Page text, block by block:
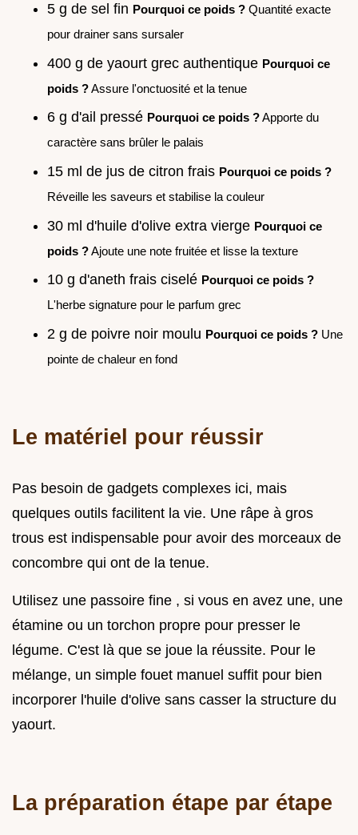
5 g de sel fin Pourquoi ce poids ? Quantité exacte
pour drainer sans sursaler
400 g de yaourt grec authentique Pourquoi ce
poids ?Assure l'onctuosité et la tenue
6 g d'ail pressé Pourquoi ce poids ?Apporte du
caractère sans brûler le palais
15 ml de jus de citron frais Pourquoi ce poids ?
Réveille les saveurs et stabilise la couleur
30 ml d'huile d'olive extra vierge Pourquoi ce
poids ?Ajoute une note fruitée et lisse la texture
10 g d'aneth frais ciselé Pourquoi ce poids ?
L'herbe signature pour le parfum grec
2 g de poivre noir moulu Pourquoi ce poids ? Une
pointe de chaleur en fond
Le matériel pour réussir
Pas besoin de gadgets complexes ici, mais
quelques outils facilitent la vie. Une râpe à gros
trous est indispensable pour avoir des morceaux de
concombre qui ont de la tenue.
Utilisez une passoire fine , si vous en avez une, une
étamine ou un torchon propre pour presser le
légume. C'est là que se joue la réussite. Pour le
mélange, un simple fouet manuel suffit pour bien
incorporer l'huile d'olive sans casser la structure du
yaourt.
La préparation étape par étape